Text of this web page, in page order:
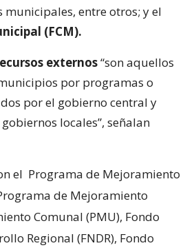
municipales, entre otros; y el
(FCM).
externos“son aquellos
por programas o
por el gobierno central y
locales”, señalan
el Programa de Mejoramiento
de Mejoramiento
Comunal (PMU), Fondo
Regional (FNDR), Fondo